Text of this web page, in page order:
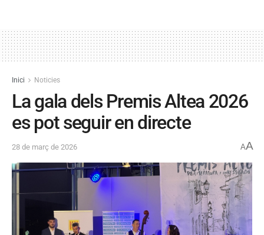
Inici Noticies
La gala dels Premis Altea 2026
es pot seguir en directe
28 de març de 2026 AA